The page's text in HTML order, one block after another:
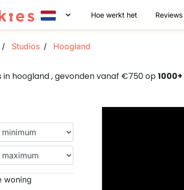
Hoe werkt het Reviews
Studios Hoogland
in hoogland , gevonden vanaf €750 op1000+
woning